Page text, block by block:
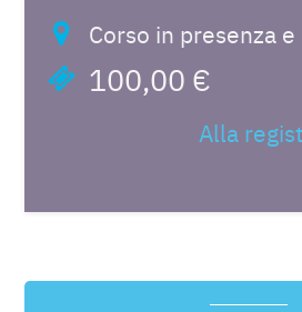
Corso in presenza
100,00 €
Alla